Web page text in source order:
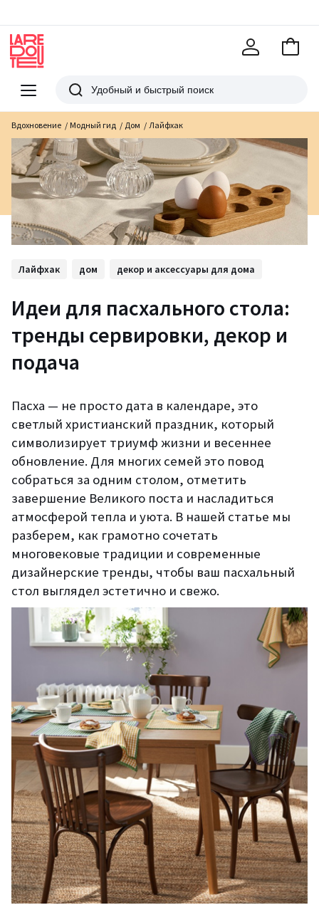
Меню
Redoute
Поиск
В
Вдохновение Модный гид Дом Лайфхак
Лайфхак дом декор и аксессуары для дома
Идеи для пасхального стола:
тренды сервировки, декор и
подача
Пасха — не просто дата в календаре, это
светлый христианский праздник, который
символизирует триумф жизни и весеннее
обновление. Для многих семей это повод
собраться за одним столом, отметить
завершение Великого поста и насладиться
атмосферой тепла и уюта. В нашей статье мы
разберем, как грамотно сочетать
многовековые традиции и современные
дизайнерские тренды, чтобы ваш пасхальный
стол выглядел эстетично и свежо.